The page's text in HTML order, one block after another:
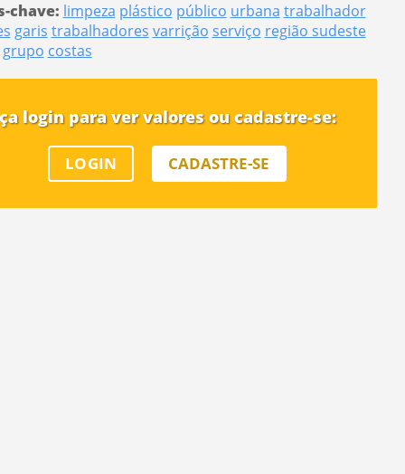
chave: limpeza plástico público urbana trabalhador
garis trabalhadores varrição serviço região sudeste
grupo costas
login para ver valores ou cadastre-se:
LOGIN CADASTRE-SE